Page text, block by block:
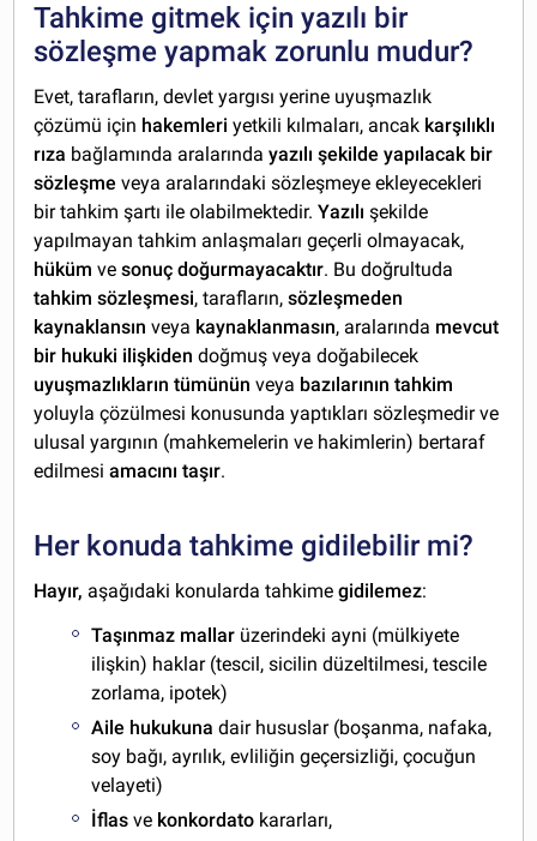
Tahkime gitmek için yazılı bir
sözleşme yapmak zorunlu mudur?
Evet, tarafların, devlet yargısı yerine uyuşmazlık
çözümü için hakemleri yetkili kılmaları, ancak karşılıklı
rıza bağlamında aralarındayazılı şekilde yapılacak bir
sözleşme veya aralarındaki sözleşmeye ekleyecekleri
bir tahkim şartı ile olabilmektedir.Yazılı şekilde
yapılmayan tahkim anlaşmaları geçerli olmayacak,
hüküm vesonuç doğurmayacaktır. Bu doğrultuda
tahkim sözleşmesi, tarafların,sözleşmeden
kaynaklansın veya kaynaklanmasın, aralarında mevcut
bir hukuki ilişkiden doğmuş veya doğabilecek
uyuşmazlıkların tümünün veya bazılarının tahkim
yoluyla çözülmesi konusunda yaptıkları sözleşmedir ve
ulusal yargının (mahkemelerin ve hakimlerin) bertaraf
edilmesiamacını taşır.
Her konuda tahkime gidilebilir mi?
Hayır, aşağıdaki konularda tahkimegidilemez:
Taşınmaz mallar üzerindeki ayni (mülkiyete
ilişkin) haklar (tescil, sicilin düzeltilmesi, tescile
zorlama, ipotek)
Aile hukukuna dair hususlar (boşanma, nafaka,
soy bağı, ayrılık, evliliğin geçersizliği, çocuğun
velayeti)
İflasve konkordato kararları,